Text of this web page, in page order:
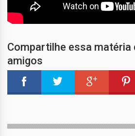
Compartilhe essa matéria
amigos